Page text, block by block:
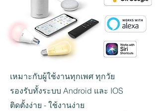
เหมาะกับผู้ใช้งานทุกเพศ ทุกวัย
รองรับทั้งระบบ Android และ IOS
ติดตั้งง่าย - ใช้งานง่าย